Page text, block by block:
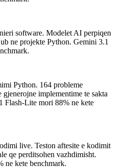
software. Modelet AI perpiqen
ne projekte Python. Gemini 3.1
Python. 164 probleme
implementime te sakta
Flash-Lite mori 88% ne kete
live. Teston aftesite e kodimit
qe perditsohen vazhdimisht.
ne kete benchmark.